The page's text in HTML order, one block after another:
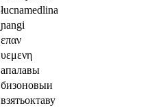
łucnamedlina
ɲangi
επαν
υεμενη
апалавы
бизоновыи
взятьоктаву